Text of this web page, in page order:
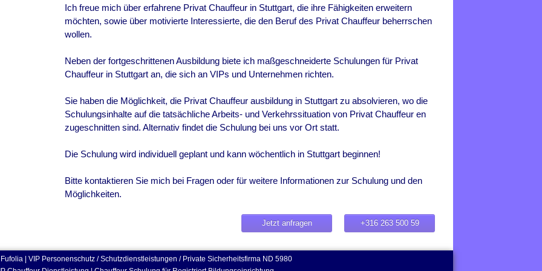
Ich freue mich über erfahrene Privat Chauffeur in Stuttgart, die ihre Fähigkeiten erweitern
möchten, sowie über motivierte Interessierte, die den Beruf des Privat Chauffeur beherrschen
wollen.
Neben der fortgeschrittenen Ausbildung biete ich maßgeschneiderte Schulungen für Privat
Chauffeur in Stuttgart an, die sich an VIPs und Unternehmen richten.
Sie haben die Möglichkeit, die Privat Chauffeur ausbildung in Stuttgart zu absolvieren, wo die
Schulungsinhalte auf die tatsächliche Arbeits- und Verkehrssituation von Privat Chauffeur en
zugeschnitten sind. Alternativ findet die Schulung bei uns vor Ort statt.
Die Schulung wird individuell geplant und kann wöchentlich in Stuttgart beginnen!
Bitte kontaktieren Sie mich bei Fragen oder für weitere Informationen zur Schulung und den
Möglichkeiten.
+316 263 500 59
Jetzt anfragen
Fufolia | VIP Personenschutz / Schutzdienstleistungen / Private Sicherheitsfirma ND 5980